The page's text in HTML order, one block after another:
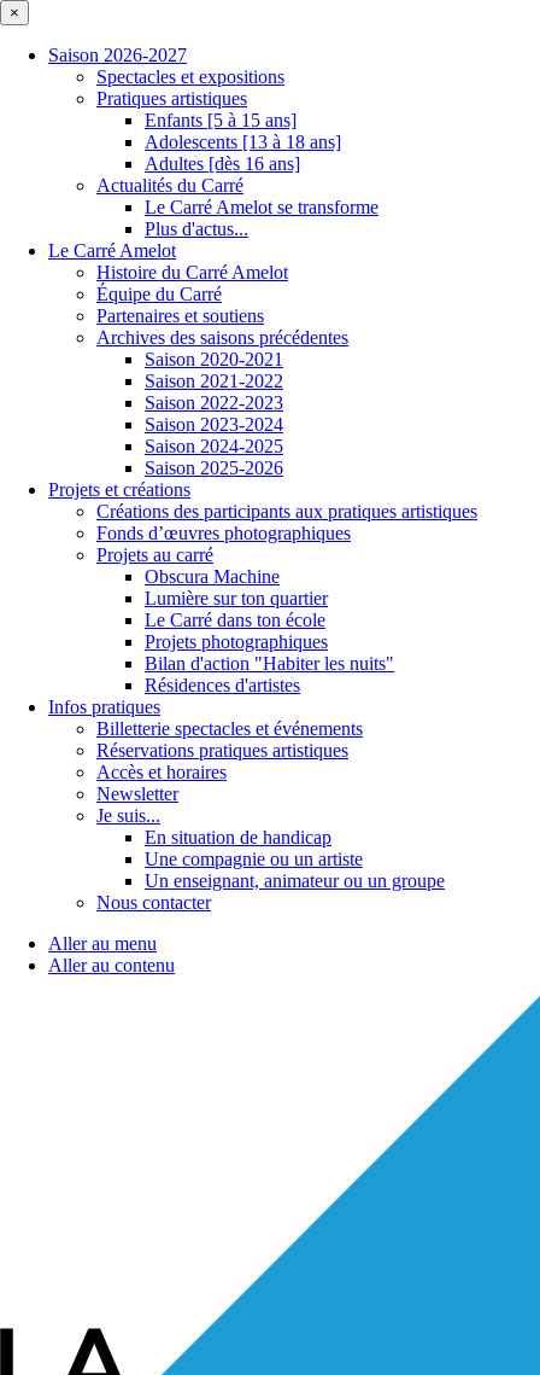
×
Saison 2026-2027
Spectacles et expositions
Pratiques artistiques
Enfants [5 à 15 ans]
Adolescents [13 à 18 ans]
Adultes [dès 16 ans]
Actualités du Carré
Le Carré Amelot se transforme
Plus d'actus...
Le Carré Amelot
Histoire du Carré Amelot
Équipe du Carré
Partenaires et soutiens
Archives des saisons précédentes
Saison 2020-2021
Saison 2021-2022
Saison 2022-2023
Saison 2023-2024
Saison 2024-2025
Saison 2025-2026
Projets et créations
Créations des participants aux pratiques artistiques
Fonds d’œuvres photographiques
Projets au carré
Obscura Machine
Lumière sur ton quartier
Le Carré dans ton école
Projets photographiques
Bilan d'action "Habiter les nuits"
Résidences d'artistes
Infos pratiques
Billetterie spectacles et événements
Réservations pratiques artistiques
Accès et horaires
Newsletter
Je suis...
En situation de handicap
Une compagnie ou un artiste
Un enseignant, animateur ou un groupe
Nous contacter
Aller au menu
Aller au contenu